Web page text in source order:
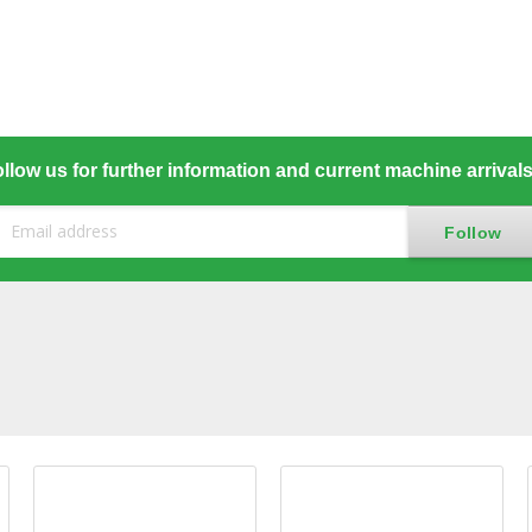
us for further information and current machine arrivals